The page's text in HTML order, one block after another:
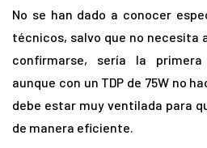
No se han dado a conocer
técnicos, salvo que no necesita
confirmarse, sería la primera
aunque con un TDP de 75W no
debe estar muy ventilada para
de manera eficiente.